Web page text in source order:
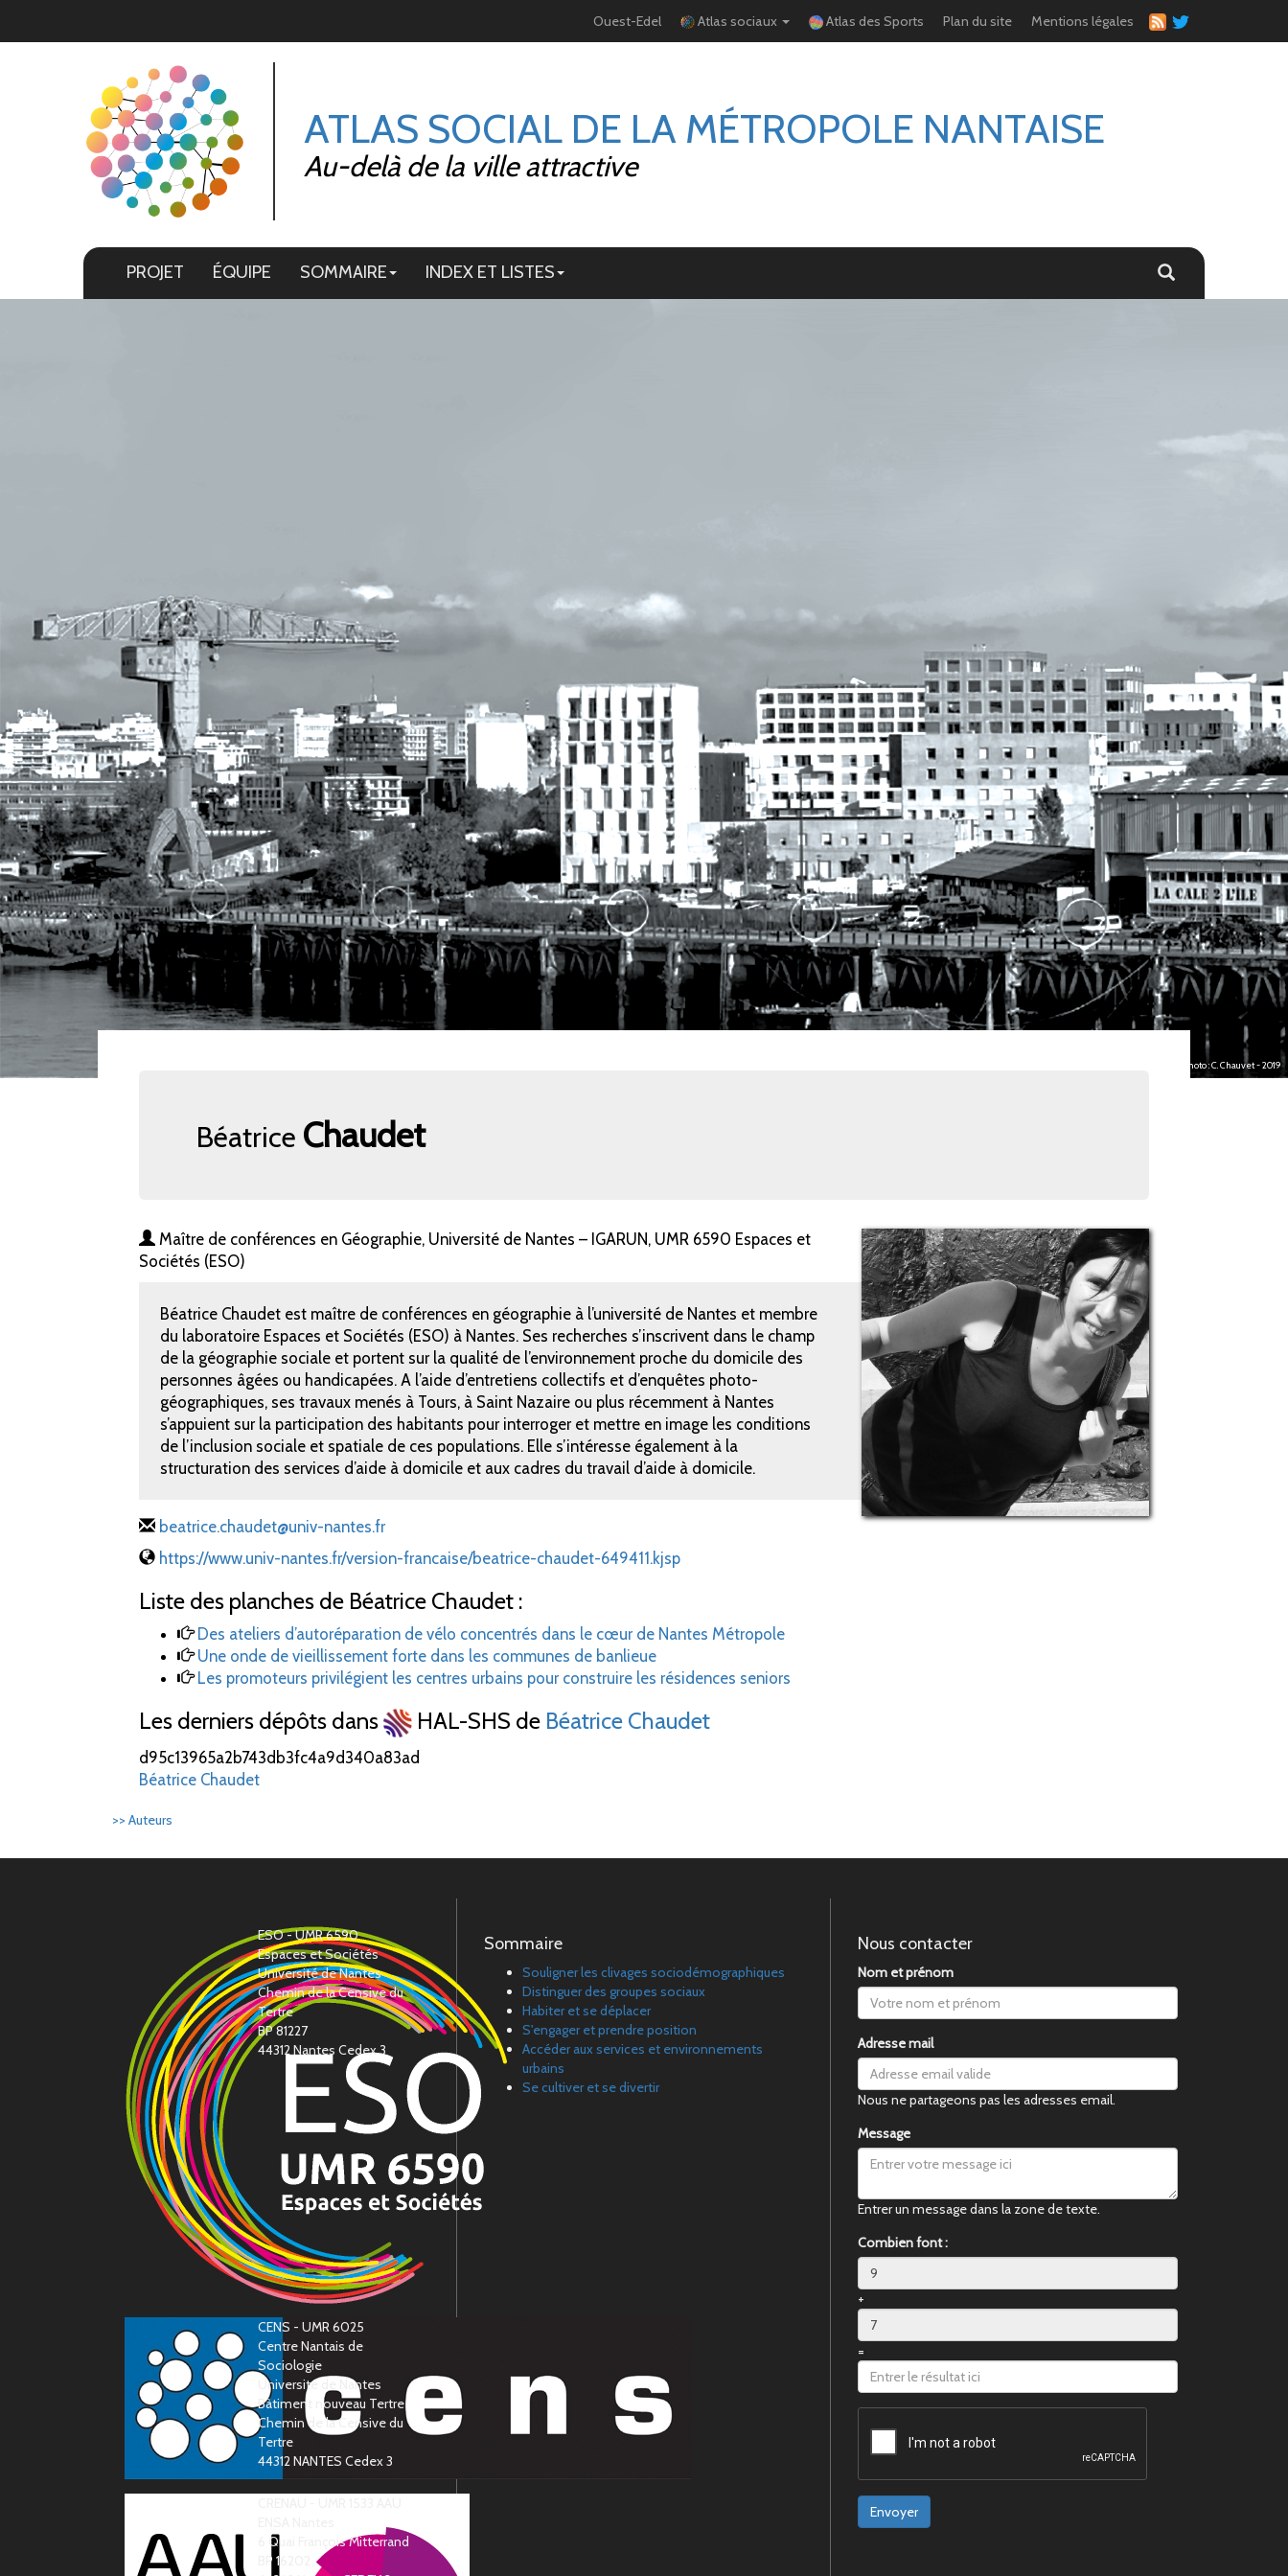
Ouest-Edel Atlas sociaux Atlas des Sports Plan du site Mentions légales
ATLAS SOCIAL DE LA MÉTROPOLE NANTAISE
Au-delà de la ville attractive
PROJET ÉQUIPE SOMMAIRE INDEX ET LISTES
photo : C. Chauvet - 2019
Béatrice Chaudet
Maître de conférences en Géographie, Université de Nantes – IGARUN, UMR 6590 Espaces et
Sociétés (ESO)
Béatrice Chaudet est maître de conférences en géographie à l’université de Nantes et membre
du laboratoire Espaces et Sociétés (ESO) à Nantes. Ses recherches s’inscrivent dans le champ
de la géographie sociale et portent sur la qualité de l’environnement proche du domicile des
personnes âgées ou handicapées. A l’aide d’entretiens collectifs et d’enquêtes photo-
géographiques, ses travaux menés à Tours, à Saint Nazaire ou plus récemment à Nantes
s’appuient sur la participation des habitants pour interroger et mettre en image les conditions
de l’inclusion sociale et spatiale de ces populations. Elle s’intéresse également à la
structuration des services d’aide à domicile et aux cadres du travail d’aide à domicile.
beatrice.chaudet@univ-nantes.fr
https://www.univ-nantes.fr/version-francaise/beatrice-chaudet-649411.kjsp
Liste des planches de Béatrice Chaudet :
Des ateliers d’autoréparation de vélo concentrés dans le cœur de Nantes Métropole
Une onde de vieillissement forte dans les communes de banlieue
Les promoteurs privilégient les centres urbains pour construire les résidences seniors
Les derniers dépôts dans HAL-SHS de Béatrice Chaudet
d95c13965a2b743db3fc4a9d340a83ad
Béatrice Chaudet
>> Auteurs
ESO - UMR 6590
Espaces et Sociétés
Université de Nantes
Chemin de la Censive du
Tertre
BP 81227
44312 Nantes Cedex 3
CENS - UMR 6025
Centre Nantais de
Sociologie
Université de Nantes
Bàtiment nouveau Tertre
Chemin de la Censive du
Tertre
44312 NANTES Cedex 3
6 Quai François Mitterrand
BP 16202
Sommaire
Souligner les clivages sociodémographiques
Distinguer des groupes sociaux
Habiter et se déplacer
S'engager et prendre position
Accéder aux services et environnements
urbains
Se cultiver et se divertir
Nous contacter
Nom et prénom
Adresse mail
Nous ne partageons pas les adresses email.
Message
Entrer un message dans la zone de texte.
Combien font :
+
=
Envoyer